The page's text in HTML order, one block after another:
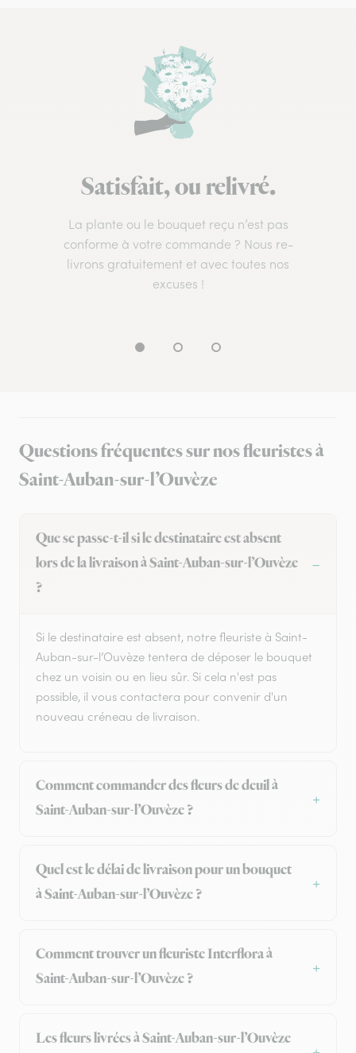
Satisfait, ou relivré.
La plante ou le bouquet reçu n’est pas
conforme à votre commande ? Nous re-
livrons gratuitement et avec toutes nos
excuses !
Questions fréquentes sur nos fleuristes à
Saint-Auban-sur-l’Ouvèze
Que se passe-t-il si le destinataire est absent
lors de la livraison à Saint-Auban-sur-l’Ouvèze
?
Si le destinataire est absent, notre fleuriste à Saint-
Auban-sur-l’Ouvèze tentera de déposer le bouquet
chez un voisin ou en lieu sûr. Si cela n'est pas
possible, il vous contactera pour convenir d'un
nouveau créneau de livraison.
Comment commander des fleurs de deuil à
Saint-Auban-sur-l’Ouvèze ?
Quel est le délai de livraison pour un bouquet
à Saint-Auban-sur-l’Ouvèze ?
Comment trouver un fleuriste Interflora à
Saint-Auban-sur-l’Ouvèze ?
Les fleurs livrées à Saint-Auban-sur-l’Ouvèze